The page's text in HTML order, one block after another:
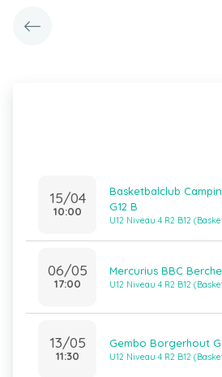
15/04
10:00
Basketbalclub
G12 B
U12 Niveau 4 R2 B12
06/05
17:00
Mercurius BBC
U12 Niveau 4 R2 B12
13/05
11:30
Gembo Borgerhout
U12 Niveau 4 R2 B12